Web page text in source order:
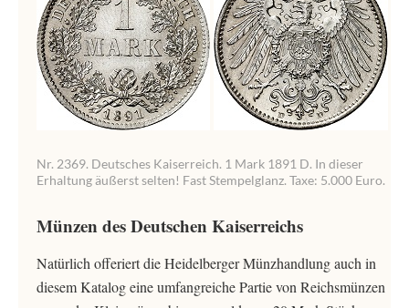
Nr. 2369. Deutsches Kaiserreich. 1 Mark 1891 D. In dieser
Erhaltung äußerst selten! Fast Stempelglanz. Taxe: 5.000 Euro.
Münzen des Deutschen Kaiserreichs
Natürlich offeriert die Heidelberger Münzhandlung auch in
diesem Katalog eine umfangreiche Partie von Reichsmünzen